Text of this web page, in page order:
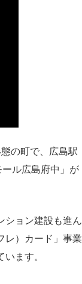
の町で、広島駅
ル広島府中」が
ション建設も進ん
レ）カード」事業
ます。